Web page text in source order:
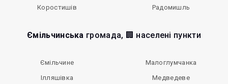
Коростишів Радомишль
Ємільчинська громада, 🏢 населені пункти
Ємільчине
Ілляшівка
Малоглумчанка
Медведеве